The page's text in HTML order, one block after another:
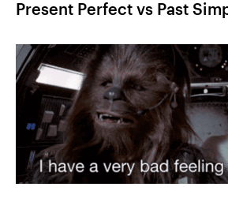
Present Perfect vs Past